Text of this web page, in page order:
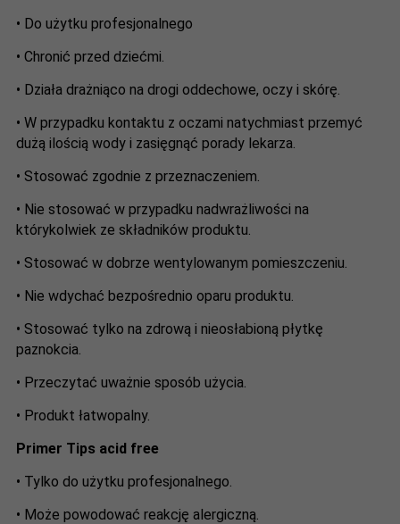
• Do użytku profesjonalnego
• Chronić przed dziećmi.
• Działa drażniąco na drogi oddechowe, oczy i skórę.
• W przypadku kontaktu z oczami natychmiast przemyć
dużą ilością wody i zasięgnąć porady lekarza.
• Stosować zgodnie z przeznaczeniem.
• Nie stosować w przypadku nadwrażliwości na
którykolwiek ze składników produktu.
• Stosować w dobrze wentylowanym pomieszczeniu.
• Nie wdychać bezpośrednio oparu produktu.
• Stosować tylko na zdrową i nieosłabioną płytkę
paznokcia.
• Przeczytać uważnie sposób użycia.
• Produkt łatwopalny.
Primer Tips acid free
• Tylko do użytku profesjonalnego.
• Może powodować reakcję alergiczną.